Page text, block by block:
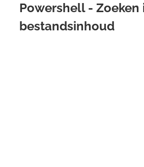
Powershell - Zoeken
bestandsinhoud